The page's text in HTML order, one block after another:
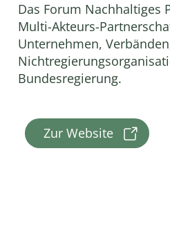
Das Forum Nachhaltiges
Multi-Akteurs-
Unternehmen,
Bundesregierung.
Zur Website